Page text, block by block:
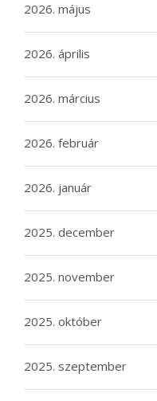
2026. május
2026. április
2026. március
2026. február
2026. január
2025. december
2025. november
2025. október
2025. szeptember